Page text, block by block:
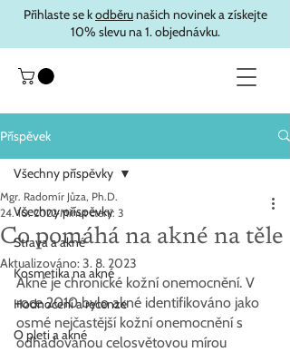
Přihlaste se kodběrunašich novinek a získejte
10% slevu na 1. objednávku.
Příspěvek
Všechny příspěvky
Strava a akné
Kosmetika na akné
Hodnocení a recenze
O pleti a akné
Všechny příspěvky
Co pomáhá na akné na těle
Mgr. Radomír Jůza, Ph.D.
24. 10. 2022 Minut čtení: 3
Aktualizováno:3. 8. 2023
Akné je chronické kožní onemocnění. V
roce 2010 bylo akné identifikováno jako
osmé nejčastější kožní onemocnění s
odhadovanou celosvětovou mírou